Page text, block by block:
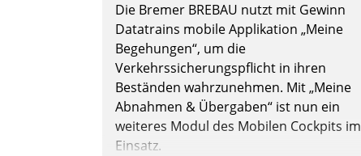
Nadja Hußmann
Die Bremer BREBAU nutzt mit Gewinn
Datatrains mobile Applikation „Meine
Begehungen“, um die
Verkehrssicherungspflicht in ihren
Beständen wahrzunehmen. Mit „Meine
Abnahmen & Übergaben“ ist nun ein
weiteres Modul des Mobilen Cockpits im
Einsatz.